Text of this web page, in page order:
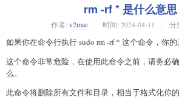
rm -rf * 是什么意思
作者: v2mac 时间: 2024-04-11 分
如果你在命令行执行 sudo rm -rf * 这个命令，你的
这个命令非常危险，在使用此命令之前，请务必
么。
此命令将删除所有文件和目录，相当于格式化你的